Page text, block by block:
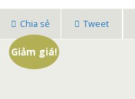
Chia sẻ Tweet
Giảm giá!